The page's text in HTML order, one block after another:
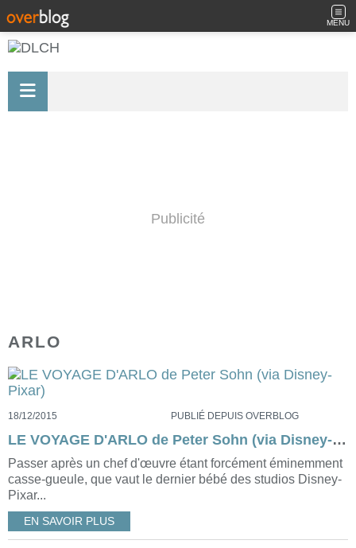
MENU
Publicité
ARLO
18/12/2015 PUBLIÉ DEPUIS OVERBLOG
LE VOYAGE D'ARLO de Peter Sohn (via Disney-Pixar)
Passer après un chef d'œuvre étant forcément éminemment
casse-gueule, que vaut le dernier bébé des studios Disney-
Pixar...
EN SAVOIR PLUS